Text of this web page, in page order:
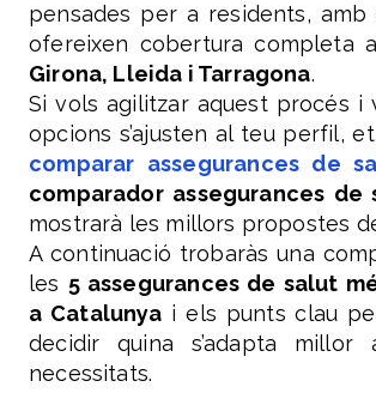
pensades per a residents, amb
ofereixen cobertura completa a
Girona, Lleida i Tarragona.
Si vols agilitzar aquest procés i
opcions s’ajusten al teu perfil,
comparar assegurances de
comparador assegurances de
mostrarà les millors propostes
A continuació trobaràs una
les 5 assegurances de salut
a Catalunya i els punts clau
decidir quina s’adapta
necessitats.